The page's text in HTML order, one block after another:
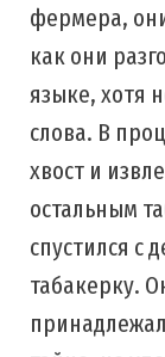
фермера,
как они
языке, хотя
слова. В
хвост и
остальным
спустился с
табакерку.